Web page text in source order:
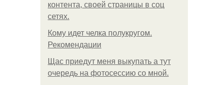
контента, своей страницы в соц
сетях.
Кому идет челка полукругом.
Рекомендации
Щас приедут меня выкупать а тут
очередь на фотосессию со мной.